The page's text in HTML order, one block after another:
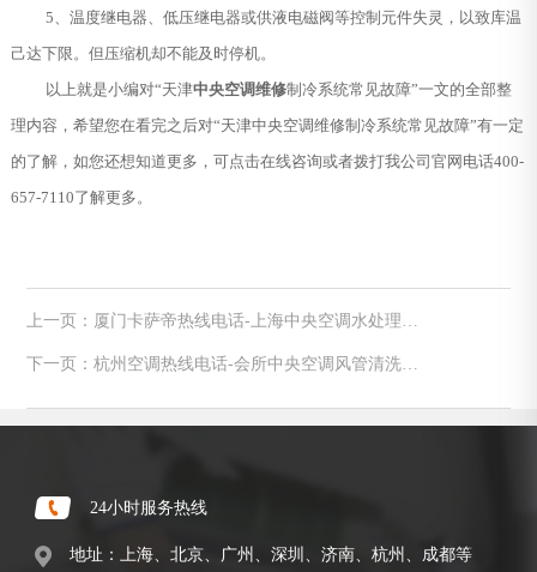
5、温度继电器、低压继电器或供液电磁阀等控制元件失灵，以致库温
己达下限。但压缩机却不能及时停机。
以上就是小编对“天津中央空调维修制冷系统常见故障”一文的全部整
理内容，希望您在看完之后对“天津中央空调维修制冷系统常见故障”有一定
的了解，如您还想知道更多，可点击在线咨询或者拨打我公司官网电话400-
657-7110了解更多。
上一页：厦门卡萨帝热线电话-上海中央空调水处理方
下一页：杭州空调热线电话-会所中央空调风管清洗方
24小时服务热线
地址：上海、北京、广州、深圳、济南、杭州、成都等